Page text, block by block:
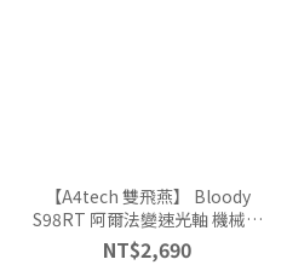
【A4tech 雙飛燕】 Bloody
S98RT 阿爾法變速光軸 機械式
鍵盤 藍色 中文 像素大戰
NT$2,690